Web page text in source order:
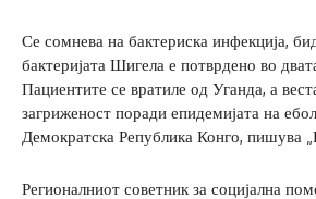
Се сомнева на бактериска инфекција,
бактеријата Шигела е потврдено во
Пациентите се вратиле од Уганда, а
загриженост поради епидемијата на
Демократска Република Конго, пишува
Регионалниот советник за социјална